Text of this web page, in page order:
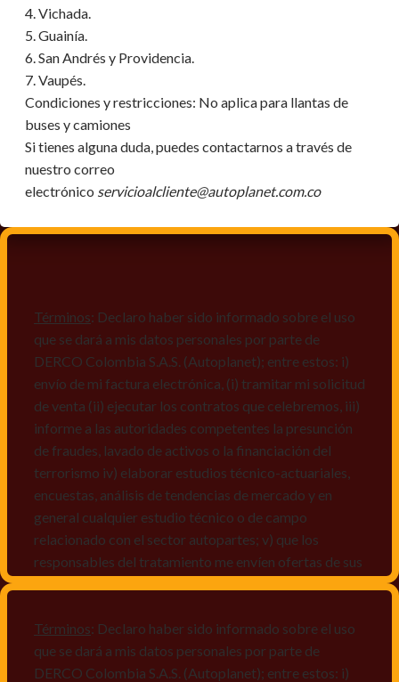
4. Vichada.
5. Guainía.
6. San Andrés y Providencia.
7. Vaupés.
Condiciones y restricciones: No aplica para llantas de
buses y camiones
Si tienes alguna duda, puedes contactarnos a través de
nuestro correo
electrónico servicioalcliente@autoplanet.com.co
Términos: Declaro haber sido informado sobre el uso
que se dará a mis datos personales por parte de
DERCO Colombia S.A.S. (Autoplanet); entre estos: i)
envío de mi factura electrónica, (i) tramitar mi solicitud
de venta (ii) ejecutar los contratos que celebremos, iii)
informe a las autoridades competentes la presunción
de fraudes, lavado de activos o la financiación del
terrorismo iv) elaborar estudios técnico-actuariales,
encuestas, análisis de tendencias de mercado y en
general cualquier estudio técnico o de campo
relacionado con el sector autopartes; v) que los
responsables del tratamiento me envíen ofertas de sus
mismos, vi) crear bases de datos de acuerdo a las
características y perfiles de los titulares de Datos
Personales, v) encuestas de satisfacción, vi) reportes
Términos: Declaro haber sido informado sobre el uso
que se dará a mis datos personales por parte de
DERCO Colombia S.A.S. (Autoplanet); entre estos: i)